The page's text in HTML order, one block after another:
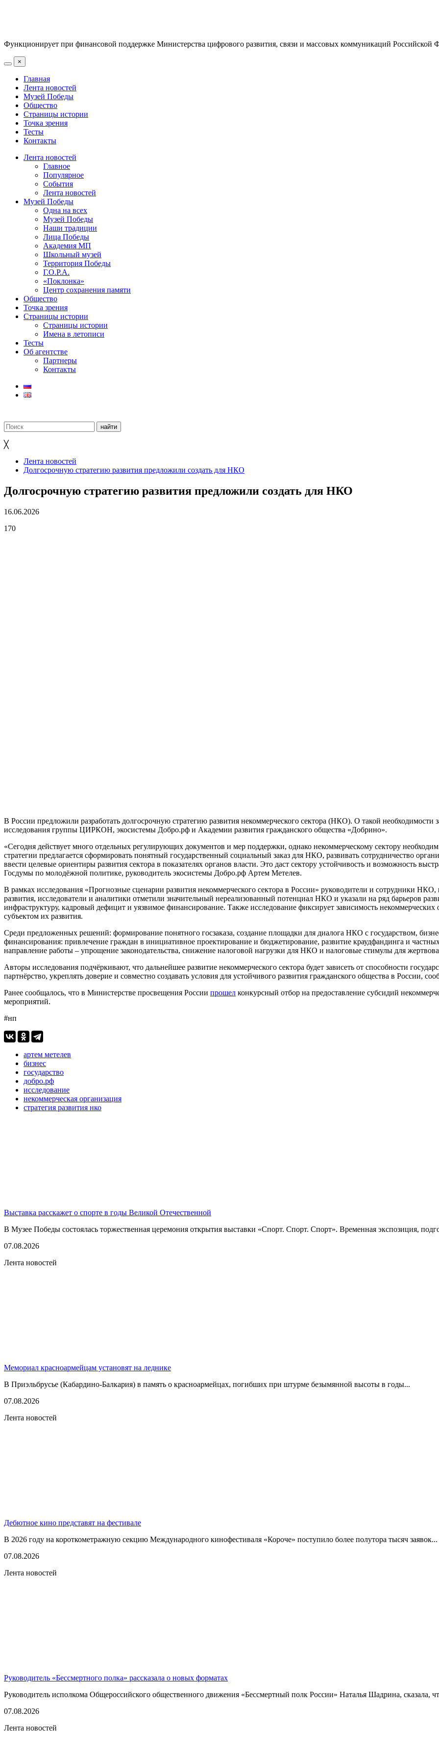
Функционирует при финансовой поддержке Министерства цифрового развития, связи и массовых коммуникаций Российской
×
Главная
Лента новостей
Музей Победы
Общество
Страницы истории
Точка зрения
Тесты
Контакты
Лента новостей
Главное
Популярное
События
Лента новостей
Музей Победы
Одна на всех
Музей Победы
Наши традиции
Лица Победы
Академия МП
Школьный музей
Территория Победы
Г.О.Р.А.
«Поклонка»
Центр сохранения памяти
Общество
Точка зрения
Страницы истории
Страницы истории
Имена в летописи
Тесты
Об агентстве
Партнеры
Контакты
╳
Лента новостей
Долгосрочную стратегию развития предложили создать для НКО
Долгосрочную стратегию развития предложили создать для НКО
16.06.2026
170
В России предложили разработать долгосрочную стратегию развития некоммерческого сектора (НКО). О такой
исследования группы ЦИРКОН, экосистемы Добро.рф и Академии развития гражданского общества «Добрино».
«Сегодня действует много отдельных регулирующих документов и мер поддержки, однако некоммерческому сектору
стратегии предлагается сформировать понятный государственный социальный заказ для НКО, развивать сотрудничество
ввести целевые ориентиры развития сектора в показателях органов власти. Это даст сектору устойчивость и возможность
Госдумы по молодёжной политике, руководитель экосистемы Добро.рф Артем Метелев.
В рамках исследования «Прогнозные сценарии развития некоммерческого сектора в России» руководители и сотрудники
развития, исследователи и аналитики отметили значительный нереализованный потенциал НКО и указали на ряд барьеров
инфраструктуру, кадровый дефицит и уязвимое финансирование. Также исследование фиксирует зависимость некоммерческих
субъектом их развития.
Среди предложенных решений: формирование понятного госзаказа, создание площадки для диалога НКО с государством,
финансирования: привлечение граждан в инициативное проектирование и бюджетирование, развитие краудфандинга и
направление работы – упрощение законодательства, снижение налоговой нагрузки для НКО и налоговые стимулы для
Авторы исследования подчёркивают, что дальнейшее развитие некоммерческого сектора будет зависеть от способности
партнёрство, укреплять доверие и совместно создавать условия для устойчивого развития гражданского общества в России,
Ранее сообщалось, что в Министерстве просвещения России прошел конкурсный отбор на предоставление субсидий
мероприятий.
#нп
артем метелев
бизнес
государство
добро.рф
исследование
некоммерческая организация
стратегия развития нко
Выставка расскажет о спорте в годы Великой Отечественной
В Музее Победы состоялась торжественная церемония открытия выставки «Спорт. Спорт. Спорт». Временная экспозиция,
07.08.2026
Лента новостей
Мемориал красноармейцам установят на леднике
В Приэльбрусье (Кабардино-Балкария) в память о красноармейцах, погибших при штурме безымянной высоты в годы...
07.08.2026
Лента новостей
Дебютное кино представят на фестивале
В 2026 году на короткометражную секцию Международного кинофестиваля «Короче» поступило более полутора тысяч заявок...
07.08.2026
Лента новостей
Руководитель «Бессмертного полка» рассказала о новых форматах
Руководитель исполкома Общероссийского общественного движения «Бессмертный полк России» Наталья Шадрина, сказала,
07.08.2026
Лента новостей